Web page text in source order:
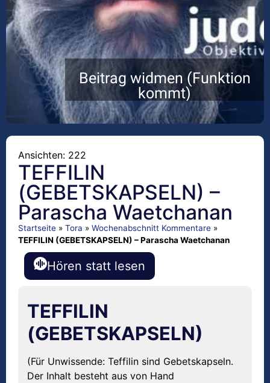
Beitrag widmen (Funktion
kommt)
Ansichten: 222
TEFFILIN
(GEBETSKAPSELN) –
Parascha Waetchanan
Startseite » Tora » Wochenabschnitt Kommentare »
TEFFILIN (GEBETSKAPSELN) – Parascha Waetchanan
Hören statt lesen
TEFFILIN
(GEBETSKAPSELN)
(Für Unwissende: Teffilin sind Gebetskapseln.
Der Inhalt besteht aus von Hand